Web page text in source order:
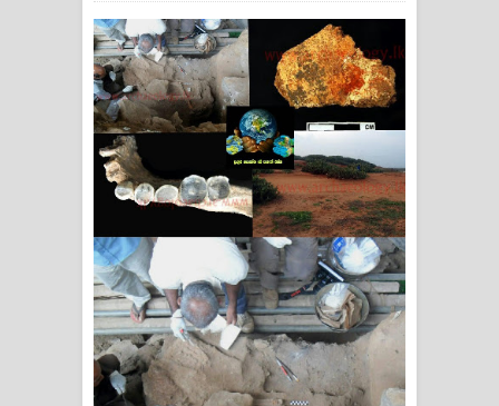
ගීතයේ පද පෙළ
Ras Balan Song Lyrics - රැස් බලන්
ගීතයේ පද පෙළ
Hoda sihiyen Song Lyrics - හොද
සිහියෙන් ගීතයේ පද පෙළ
Awanken Song Lyrics - අවංකෙන්
ගීතයේ පද පෙළ
Pa Sina Song Lyrics - පෑ සිනා ගීතයේ
පද පෙළ